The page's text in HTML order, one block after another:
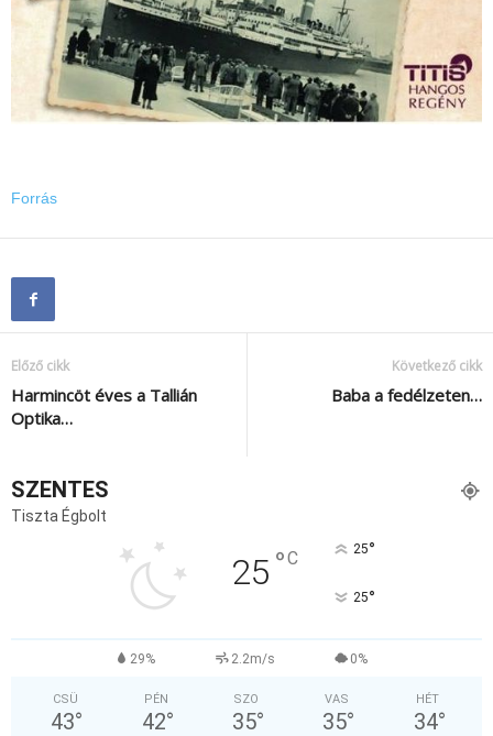
Forrás
Előző cikk
Harmincöt éves a Tallián
Optika…
Következő cikk
Baba a fedélzeten…
SZENTES
Tiszta Égbolt
25 °C 25°
25°
29% 2.2m/s 0%
CSÜ
43°
PÉN
42°
SZO
35°
VAS
35°
HÉT
34°